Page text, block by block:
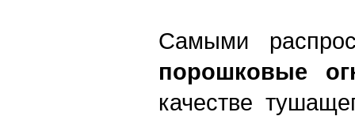
Самыми
порошковые
качестве